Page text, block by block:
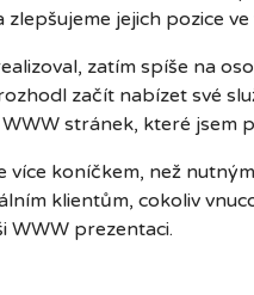
jejich pozice ve
zatím spíše na
začít nabízet své
stránek, které jsem
koníčkem, než
klientům, cokoliv
WWW prezentaci.